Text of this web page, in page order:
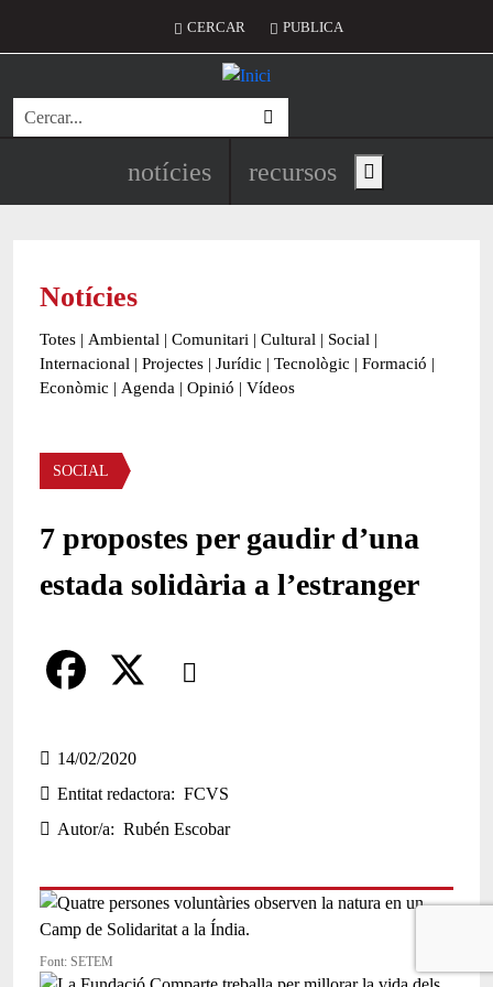
Menú del compte d'usuari
CERCAR PUBLICA
Cerca
Navegació principal de
notícies recursos Show main menu
Notícies
Totes | Ambiental | Comunitari | Cultural | Social |
Internacional | Projectes | Jurídic | Tecnològic | Formació |
Econòmic | Agenda | Opinió | Vídeos
Àmbit de la notícia
SOCIAL
7 propostes per gaudir d’una
estada solidària a l’estranger
Comparteix
a
c
e
o
o
14/02/2020
Entitat redactora
FCVS
Autor/a
Rubén Escobar
Font: SETEM